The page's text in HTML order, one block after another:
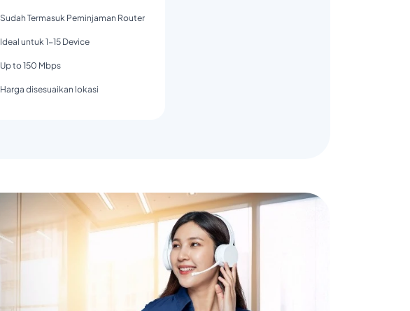
Sudah Termasuk Peminjaman Router
Ideal untuk 1-15 Device
Up to 150 Mbps
Harga disesuaikan lokasi